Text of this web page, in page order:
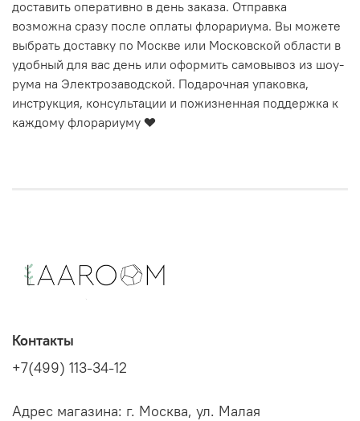
доставить оперативно в день заказа. Отправка
возможна сразу после оплаты флорариума. Вы можете
выбрать доставку по Москве или Московской области в
удобный для вас день или оформить самовывоз из шоу-
рума на Электрозаводской. Подарочная упаковка,
инструкция, консультации и пожизненная поддержка к
каждому флорариуму ❤️
Контакты
+7(499) 113-34-12
Адрес магазина: г. Москва, ул. Малая